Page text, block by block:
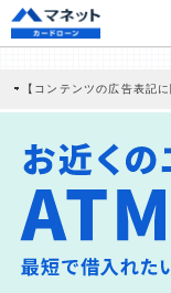
【コンテンツの広告表記に
社に対して企業から紹介報
商品を根拠なくPRするも
どに基づき、公平性を担保
>提携企業一覧